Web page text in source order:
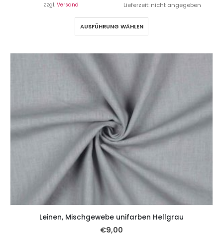
zzgl. Versand Lieferzeit: nicht angegeben
AUSFÜHRUNG WÄHLEN
Leinen, Mischgewebe unifarben Hellgrau
€9,00